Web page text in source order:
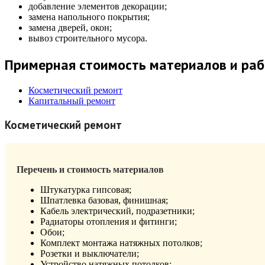
добавление элементов декорации;
замена напольного покрытия;
замена дверей, окон;
вывоз строительного мусора.
Примерная стоимость материалов и
Косметический ремонт
Капитальный ремонт
Косметический ремонт
Перечень и стоимость материалов
Штукатурка гипсовая;
Шпатлевка базовая, финишная;
Кабель электрический, подразетники;
Радиаторы отопления и фитинги;
Обои;
Комплект монтажа натяжных потолков;
Розетки и выключатели;